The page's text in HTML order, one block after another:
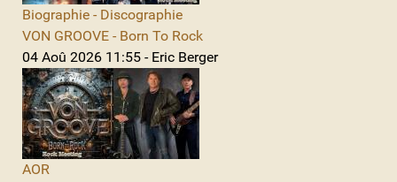
Biographie - Discographie
VON GROOVE - Born To Rock
04 Aoû 2026 11:55 - Eric Berger
AOR